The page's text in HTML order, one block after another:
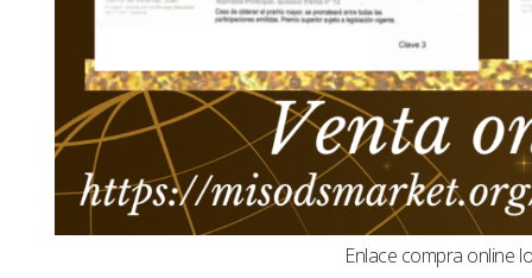
Enlace compra online